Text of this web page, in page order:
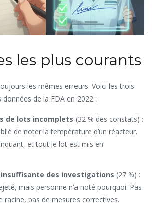
les plus courants
les mêmes erreurs. Voici les trois
de la FDA en 2022 :
de lots incomplets (32 % des constats) :
de noter la température d’un réacteur.
et tout le lot est mis en
des investigations (27 %) :
mais personne n’a noté pourquoi. Pas
racine, pas de mesures correctives.